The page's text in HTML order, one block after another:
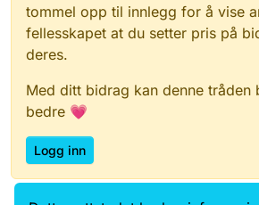
tommel opp til innlegg for å vise
fellesskapet at du setter pris på
deres.
Med ditt bidrag kan denne tråden
bedre 💗
Logg inn